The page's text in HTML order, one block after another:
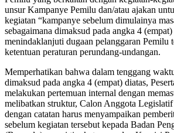
unsur Kampanye Pemilu dan/atau ajakan
kegiatan “kampanye sebelum dimulainya
sebagaimana dimaksud pada angka 4
menindaklanjuti dugaan pelanggaran Pemilu
ketentuan peraturan perundang-undangan.
Memperhatikan bahwa dalam tenggang
dimaksud pada angka 4 (empat) diatas,
melakukan pertemuan internal dengan
melibatkan struktur, Calon Anggota Legislatif
dengan catatan harus menyampaikan
sebelum kegiatan tersebut kepada Badan